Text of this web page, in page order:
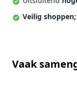
Veilig shoppen;
Vaak